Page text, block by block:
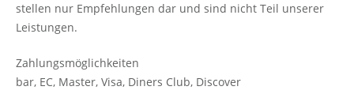
stellen nur Empfehlungen dar und sind nicht Teil unserer
Leistungen.
Zahlungsmöglichkeiten
bar, EC, Master, Visa, Diners Club, Discover